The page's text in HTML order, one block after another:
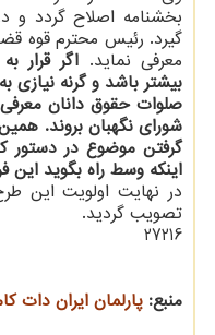
بخشنامه اصلاح گردد و
گیرد. رئیس محترم قوه
معرفی نماید. اگر قرار
بیشتر باشد و گرنه
صلوات حقوق دانان
شورای نگهبان بروند.
گرفتن موضوع در دستور
اینکه وسط راه بگوید این
در نهایت اولویت این
تصویب گردید.
27216
منبع: پارلمان ایران دات